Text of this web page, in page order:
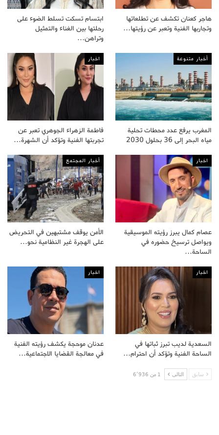
هاجر كعنان تكشف عن تطلعاتها
وتجاربها الفنية وتعبر عن رؤيتها…
ابتسام تسكت تسلط الضوء على
رحلتها بين الغناء والتمثيل
وتراهن…
أخبار متنوعة
المغرب يرفع عدد محطات تحلية
مياه البحر إلى 36 بحلول 2030
اخبار
فاطمة الزهراء الجوهري تعبر عن
تجربتها الفنية وتؤكد أن الشهرة…
اخبار
عصام كمال يبرز رؤيته الموسيقية
ويواصل ترسيخ حضوره في
الساحة…
أخبار المجتمع
الأمن يوقف مشتبهين في التحريض
على الهجرة غير النظامية نحو…
اخبار
السعدية لديب تبرز ثباتها في
الساحة الفنية وتؤكد أن احترام…
اخبار
عدنان موحجة يكشف رؤيته الفنية
في معالجة القضايا الاجتماعية…
سابق التالى 1 من 6٬936